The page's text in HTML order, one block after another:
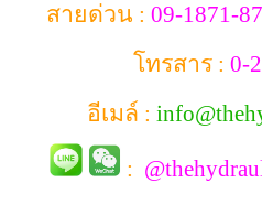
สายด่วน : 09-1871-
โทรสาร : 0-
อีเมล์ :
: